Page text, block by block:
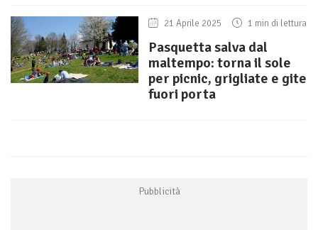
21 Aprile 2025 1 min di lettura
Pasquetta salva dal
maltempo: torna il sole
per picnic, grigliate e gite
fuori porta